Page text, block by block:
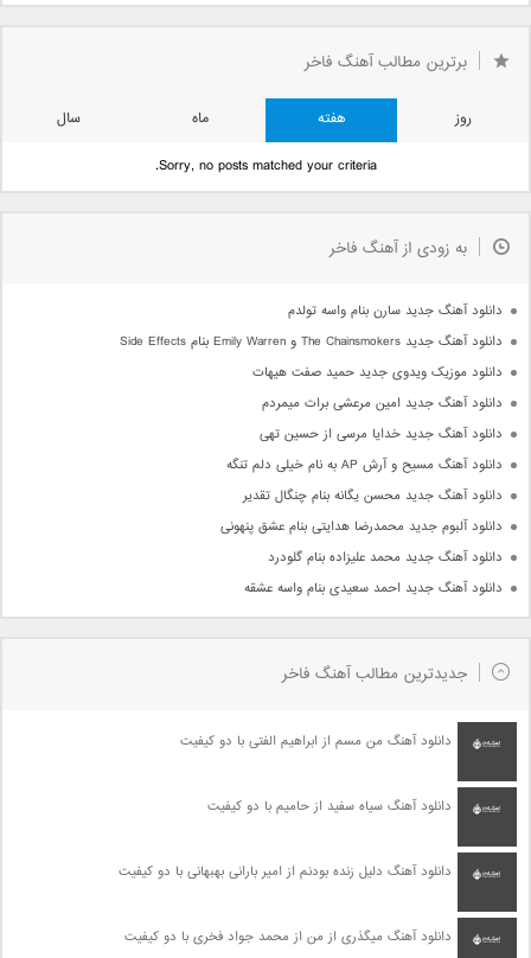
برترین مطالب آهنگ فاخر
روز هفته ماه
سال
Sorry, no posts matched your criteria.
به زودی از آهنگ فاخر
دانلود آهنگ جدید سارن بنام واسه تولدم
دانلود آهنگ جدید The Chainsmokers و Emily Warren بنام Side Effects
دانلود موزیک ویدوی جدید حمید صفت هیهات
دانلود آهنگ جدید امین مرعشی برات میمردم
دانلود آهنگ جدید خدایا مرسی از حسین تهی
دانلود آهنگ مسیح و آرش AP به نام خیلی دلم تنگه
دانلود آهنگ جدید محسن یگانه بنام چنگال تقدیر
دانلود آلبوم جدید محمدرضا هدایتی بنام عشق پنهونی
دانلود آهنگ جدید محمد علیزاده بنام گلودرد
دانلود آهنگ جدید احمد سعیدی بنام واسه عشقه
جدیدترین مطالب آهنگ فاخر
دانلود آهنگ من مسم از ابراهیم الفتی با دو کیفیت
دانلود آهنگ سیاه سفید از حامیم با دو کیفیت
دانلود آهنگ دلیل زنده بودنم از امیر بارانی بهبهانی با دو کیفیت
دانلود آهنگ میگذری از من از محمد جواد فخری با دو کیفیت